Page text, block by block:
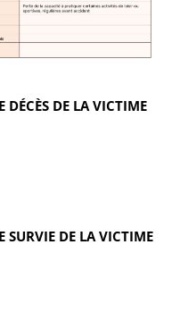
DÉCÈS DE LA VICTIME
SURVIE DE LA VICTIME